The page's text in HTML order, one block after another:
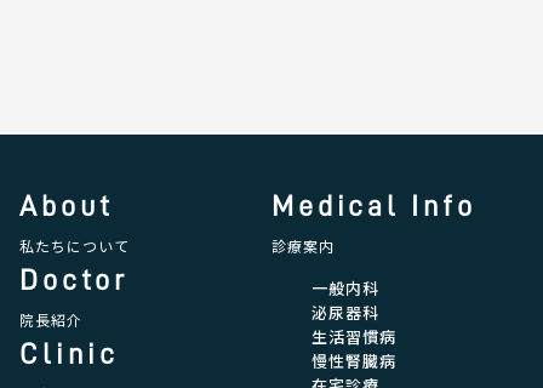
About
私たちについて
Doctor
院長紹介
Clinic
Medical Info
診療案内
一般内科
泌尿器科
生活習慣病
慢性腎臓病